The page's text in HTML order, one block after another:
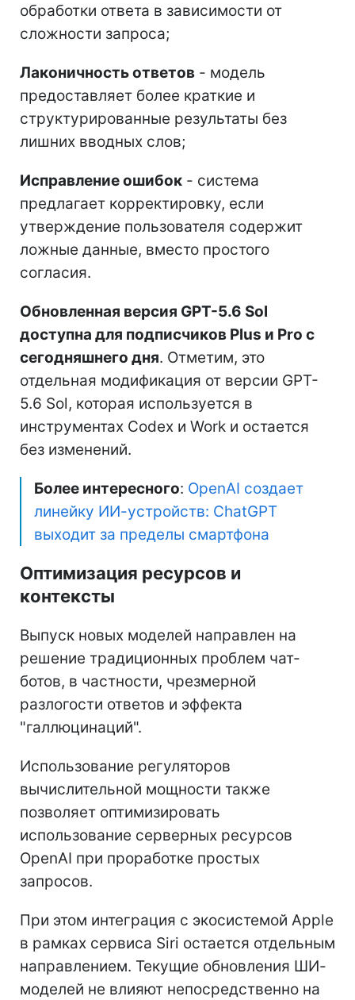
обработки ответа в зависимости от
сложности запроса;
Лаконичность ответов - модель
предоставляет более краткие и
структурированные результаты без
лишних вводных слов;
Исправление ошибок - система
предлагает корректировку, если
утверждение пользователя содержит
ложные данные, вместо простого
согласия.
Обновленная версия GPT-5.6 Sol
доступна для подписчиков Plus и Pro с
сегодняшнего дня. Отметим, это
отдельная модификация от версии GPT-
5.6 Sol, которая используется в
инструментах Codex и Work и остается
без изменений.
Более интересного: OpenAI создает
линейку ИИ-устройств: ChatGPT
выходит за пределы смартфона
Оптимизация ресурсов и
контексты
Выпуск новых моделей направлен на
решение традиционных проблем чат-
ботов, в частности, чрезмерной
разлогости ответов и эффекта
"галлюцинаций".
Использование регуляторов
вычислительной мощности также
позволяет оптимизировать
использование серверных ресурсов
OpenAI при проработке простых
запросов.
При этом интеграция с экосистемой Apple
в рамках сервиса Siri остается отдельным
направлением. Текущие обновления ШИ-
моделей не влияют непосредственно на